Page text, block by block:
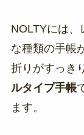
NOLTYには、
な種類の手帳
折りがすっき
ルタイプ手帳
ます。